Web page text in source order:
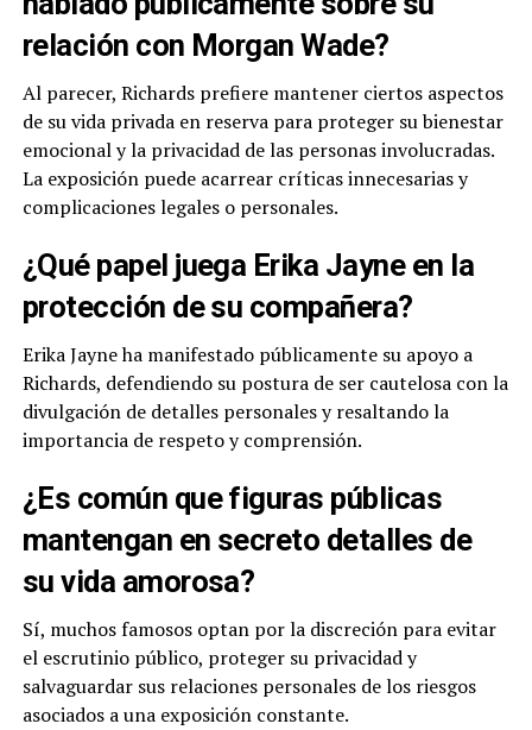
relación con Morgan Wade?
Al parecer, Richards prefiere mantener ciertos aspectos
de su vida privada en reserva para proteger su bienestar
emocional y la privacidad de las personas involucradas.
La exposición puede acarrear críticas innecesarias y
complicaciones legales o personales.
¿Qué papel juega Erika Jayne en la
protección de su compañera?
Erika Jayne ha manifestado públicamente su apoyo a
Richards, defendiendo su postura de ser cautelosa con la
divulgación de detalles personales y resaltando la
importancia de respeto y comprensión.
¿Es común que figuras públicas
mantengan en secreto detalles de
su vida amorosa?
Sí, muchos famosos optan por la discreción para evitar
el escrutinio público, proteger su privacidad y
salvaguardar sus relaciones personales de los riesgos
asociados a una exposición constante.